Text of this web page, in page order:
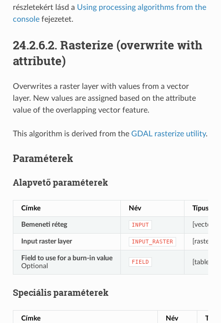
részletekért lásd a Using processing algorithms from the
consolefejezetet.
24.2.6.2. Rasterize (overwrite with
attribute)
Overwrites a raster layer with values from a vector
layer. New values are assigned based on the attribute
value of the overlapping vector feature.
This algorithm is derived from the GDAL rasterize utility.
Paraméterek
Alapvető paraméterek
Címke Név Típus
Bemeneti réteg INPUT [vector:
Input raster layer INPUT_RASTER [raster]
Field to use for a burn-in value
Optional
FIELD
Speciális paraméterek
Címke Név Típus